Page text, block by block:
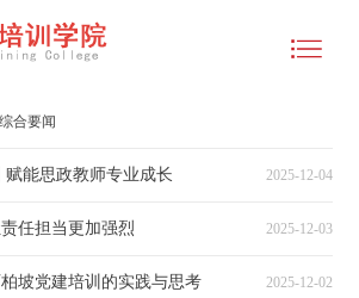
综合要闻
能思政教师专业成长 2025-12-04
任担当更加强烈 2025-12-03
坡党建培训的实践与思考 2025-12-02